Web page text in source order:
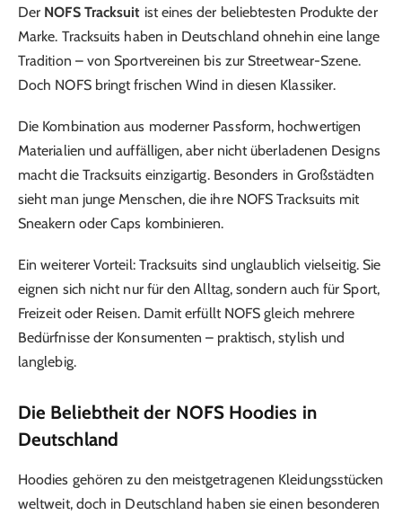
Der NOFS Tracksuit ist eines der beliebtesten Produkte der
Marke. Tracksuits haben in Deutschland ohnehin eine lange
Tradition – von Sportvereinen bis zur Streetwear-Szene.
Doch NOFS bringt frischen Wind in diesen Klassiker.
Die Kombination aus moderner Passform, hochwertigen
Materialien und auffälligen, aber nicht überladenen Designs
macht die Tracksuits einzigartig. Besonders in Großstädten
sieht man junge Menschen, die ihre NOFS Tracksuits mit
Sneakern oder Caps kombinieren.
Ein weiterer Vorteil: Tracksuits sind unglaublich vielseitig. Sie
eignen sich nicht nur für den Alltag, sondern auch für Sport,
Freizeit oder Reisen. Damit erfüllt NOFS gleich mehrere
Bedürfnisse der Konsumenten – praktisch, stylish und
langlebig.
Die Beliebtheit der NOFS Hoodies in
Deutschland
Hoodies gehören zu den meistgetragenen Kleidungsstücken
weltweit, doch in Deutschland haben sie einen besonderen